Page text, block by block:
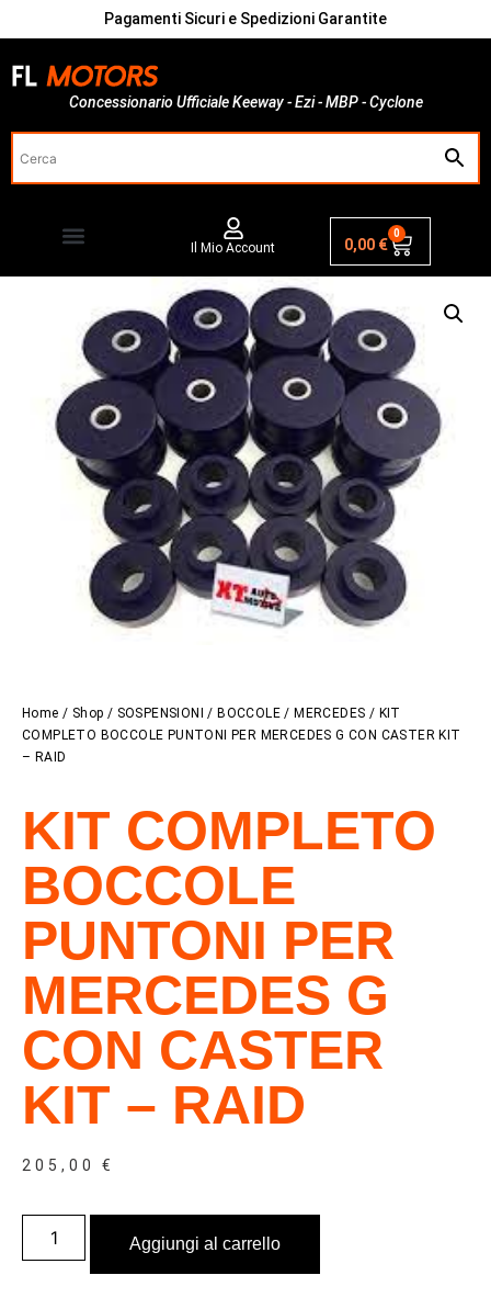
Pagamenti Sicuri e Spedizioni Garantite
Concessionario Ufficiale Keeway - Ezi - MBP - Cyclone
Il Mio Account 0,00 €
0
Home / Shop / SOSPENSIONI /BOCCOLE /MERCEDES / KIT
COMPLETO BOCCOLE PUNTONI PER MERCEDES G CON CASTER KIT
– RAID
KIT COMPLETO
BOCCOLE
PUNTONI PER
MERCEDES G
CON CASTER
KIT – RAID
205,00€
Aggiungi al carrello